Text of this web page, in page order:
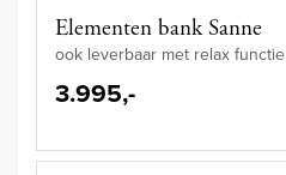
Elementen bank Sanne
ook leverbaar met relax functie
3.995,-